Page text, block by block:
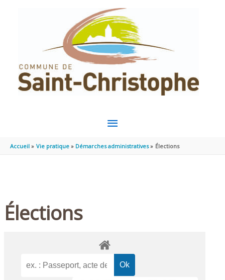
MENU
PRINCIPAL
Accueil Vie pratique Démarches administratives Élections
Élections